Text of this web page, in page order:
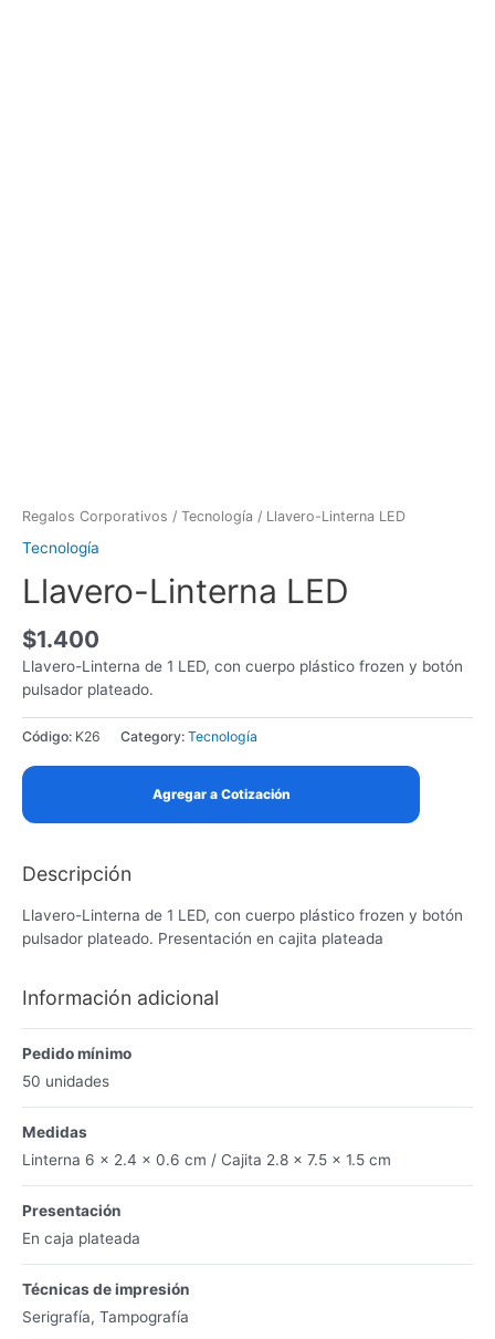
Regalos Corporativos / Tecnología / Llavero-Linterna LED
Tecnología
Llavero-Linterna LED
$1.400
Llavero-Linterna de 1 LED, con cuerpo plástico frozen y botón
pulsador plateado.
Código: K26 Category: Tecnología
Agregar a Cotización
Descripción
Llavero-Linterna de 1 LED, con cuerpo plástico frozen y botón
pulsador plateado. Presentación en cajita plateada
Información adicional
Pedido mínimo
50 unidades
Medidas
Linterna 6 x 2.4 x 0.6 cm / Cajita 2.8 x 7.5 x 1.5 cm
Presentación
En caja plateada
Técnicas de impresión
Serigrafía, Tampografía